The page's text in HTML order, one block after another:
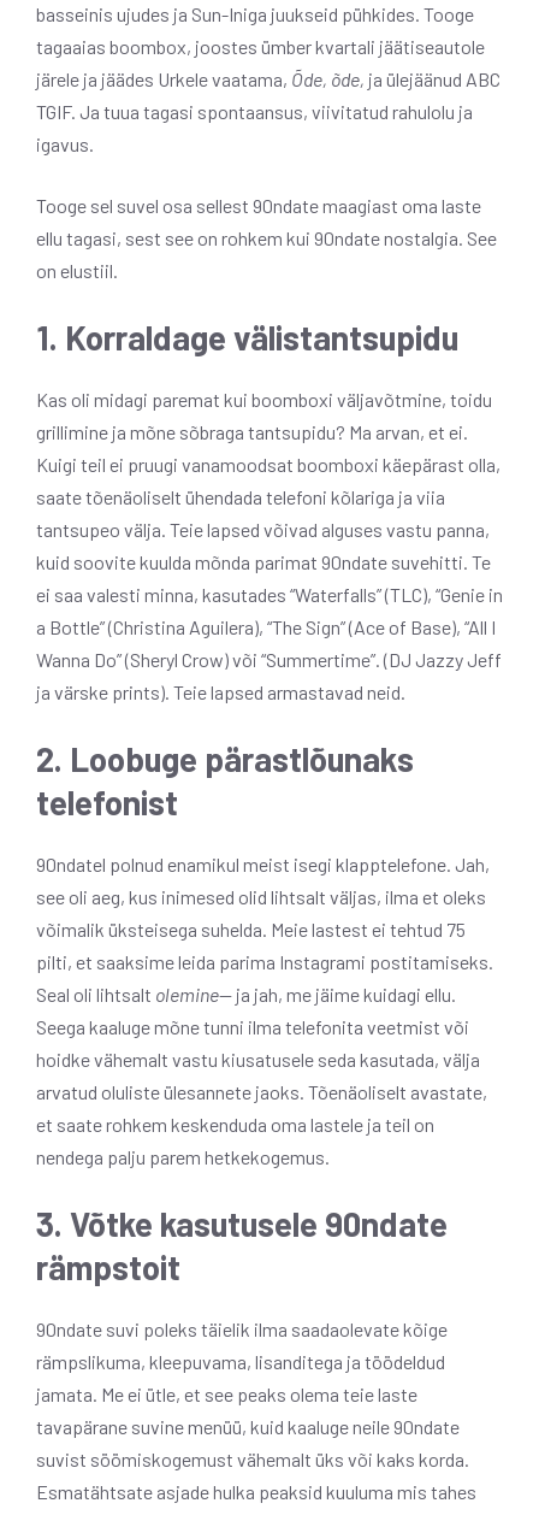
basseinis ujudes ja Sun-Iniga juukseid pühkides. Tooge
tagaaias boombox, joostes ümber kvartali jäätiseautole
järele ja jäädes Urkele vaatama, Õde, õde, ja ülejäänud ABC
TGIF. Ja tuua tagasi spontaansus, viivitatud rahulolu ja
igavus.
Tooge sel suvel osa sellest 90ndate maagiast oma laste
ellu tagasi, sest see on rohkem kui 90ndate nostalgia. See
on elustiil.
1. Korraldage välistantsupidu
Kas oli midagi paremat kui boomboxi väljavõtmine, toidu
grillimine ja mõne sõbraga tantsupidu? Ma arvan, et ei.
Kuigi teil ei pruugi vanamoodsat boomboxi käepärast olla,
saate tõenäoliselt ühendada telefoni kõlariga ja viia
tantsupeo välja. Teie lapsed võivad alguses vastu panna,
kuid soovite kuulda mõnda parimat 90ndate suvehitti. Te
ei saa valesti minna, kasutades “Waterfalls” (TLC), “Genie in
a Bottle” (Christina Aguilera), “The Sign” (Ace of Base), “All I
Wanna Do” (Sheryl Crow) või “Summertime”. (DJ Jazzy Jeff
ja värske prints). Teie lapsed armastavad neid.
2. Loobuge pärastlõunaks
telefonist
90ndatel polnud enamikul meist isegi klapptelefone. Jah,
see oli aeg, kus inimesed olid lihtsalt väljas, ilma et oleks
võimalik üksteisega suhelda. Meie lastest ei tehtud 75
pilti, et saaksime leida parima Instagrami postitamiseks.
Seal oli lihtsalt olemine— ja jah, me jäime kuidagi ellu.
Seega kaaluge mõne tunni ilma telefonita veetmist või
hoidke vähemalt vastu kiusatusele seda kasutada, välja
arvatud oluliste ülesannete jaoks. Tõenäoliselt avastate,
et saate rohkem keskenduda oma lastele ja teil on
nendega palju parem hetkekogemus.
3. Võtke kasutusele 90ndate
rämpstoit
90ndate suvi poleks täielik ilma saadaolevate kõige
rämpslikuma, kleepuvama, lisanditega ja töödeldud
jamata. Me ei ütle, et see peaks olema teie laste
tavapärane suvine menüü, kuid kaaluge neile 90ndate
suvist söömiskogemust vähemalt üks või kaks korda.
Esmatähtsate asjade hulka peaksid kuuluma mis tahes